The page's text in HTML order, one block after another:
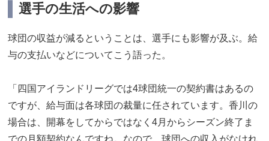
選手の生活への影響
球団の収益が減るということは、選手にも影響が及ぶ。給
与の支払いなどについてこう語った。
「四国アイランドリーグでは4球団統一の契約書はあるの
ですが、給与面は各球団の裁量に任されています。香川の
場合は、開幕をしてからではなく4月からシーズン終了ま
での月額契約なんですね。なので、球団への収入がなけれ